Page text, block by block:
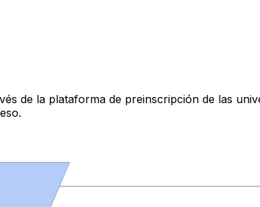
de la plataforma de preinscripción de las